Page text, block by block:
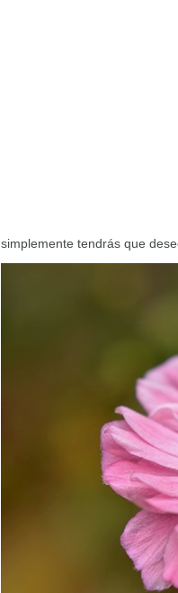
simplemente tendrás que